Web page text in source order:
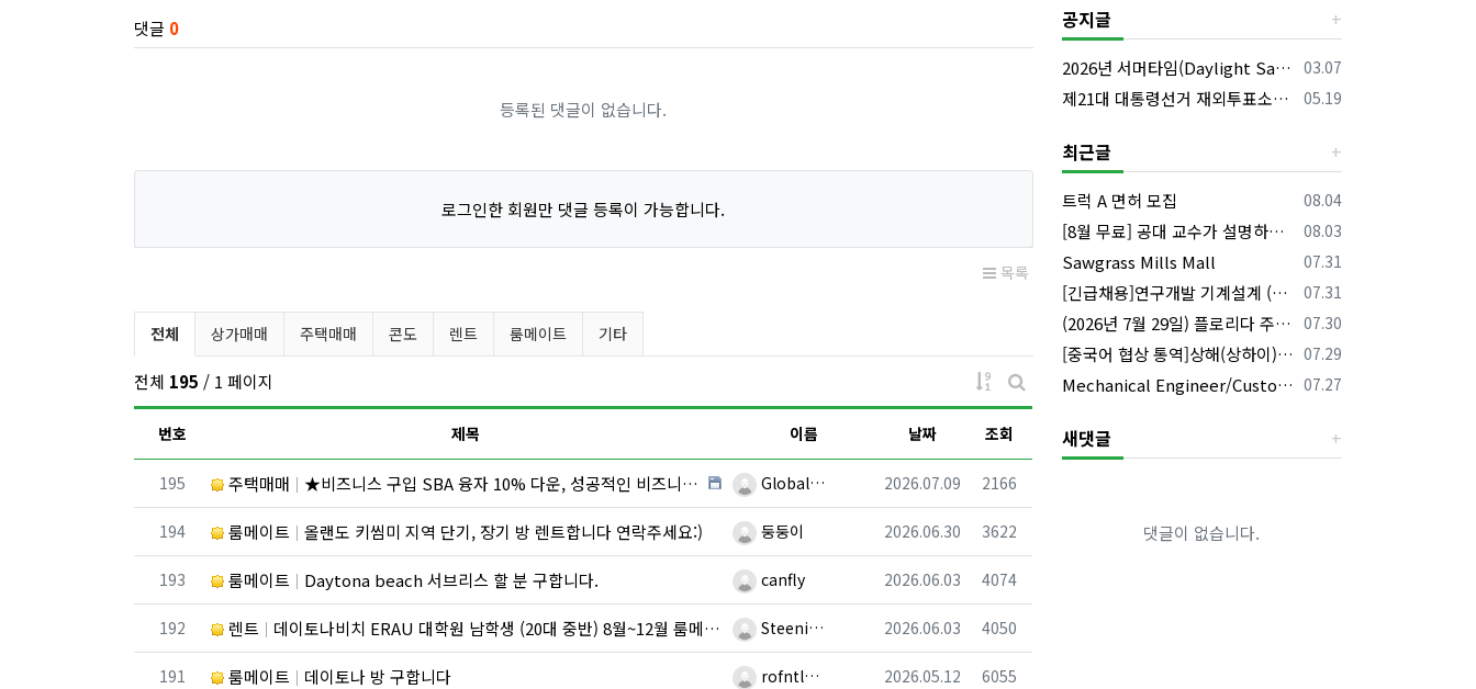
댓글 0
등록된 댓글이 없습니다.
로그인한 회원만 댓글 등록이 가능합니다.
목록
부동산/렌트 분류 목록
전체 상가매매 주택매매 콘도 렌트 룸메이트 기타
전체 195 / 1 페이지
게시물 정렬
게시판 검색
번호
제목 이름 날짜 조회
번호
195 주택매매 ★비즈니스 구입 SBA 융자 10% 다운, 성공적인 비즈니스를 위한 최적의 투자 기회★ 등록자Global… 등록일
2026.07.09 조회
2166
번호
194 룸메이트 올랜도 키씸미 지역 단기, 장기 방 렌트합니다 연락주세요:) 등록자둥둥이 등록일
2026.06.30 조회
3622
번호
193 룸메이트 Daytona beach 서브리스 할 분 구합니다. 등록자canfly 등록일
2026.06.03 조회
4074
번호
192 렌트 데이토나비치 ERAU 대학원 남학생 (20대 중반) 8월~12월 룸메이트/하숙/서브리스 구합니다. 등록자Steeni… 등록일
2026.06.03 조회
4050
번호
191 룸메이트 데이토나 방 구합니다 등록자rofntl… 등록일
2026.05.12 조회
6055
공지글
등록일
03.07
2026년 서머타임(Daylight Saving Time) 시작 안내
등록일
05.19
제21대 대통령선거 재외투표소의 명칭 및 소재지 등의 공고/올랜도 제외 투표소
최근글
등록일
08.04
트럭 A 면허 모집
등록일
08.03
[8월 무료] 공대 교수가 설명하는 AP Physics1 물리 온라인 강의
등록일
07.31
Sawgrass Mills Mall
등록일
07.31
[긴급채용]연구개발 기계설계 (C&C) 엔지니어 모집
등록일
07.30
(2026년 7월 29일) 플로리다 주요 뉴스 | 플로리다 한인 닷컴
등록일
07.29
[중국어 협상 통역]상해(상하이)·항저우/이우·쑤저우 공급·제조 업체,공장 미팅 & 전시회 한중 원어민 프리랜서 비즈니스 통역사
등록일
07.27
Mechanical Engineer/Customer Service Engineer 채용중입니다.
새댓글
댓글이 없습니다.